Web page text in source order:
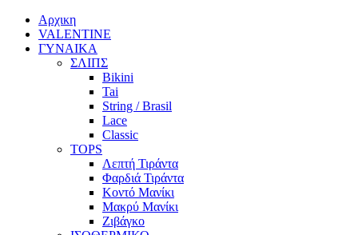
Αρχικη
VALENTINE
ΓΥΝΑΙΚΑ
ΣΛΙΠΣ
Bikini
Tai
String / Brasil
Lace
Classic
TOPS
Λεπτή Τιράντα
Φαρδιά Τιράντα
Κοντό Μανίκι
Μακρύ Μανίκι
Ζιβάγκο